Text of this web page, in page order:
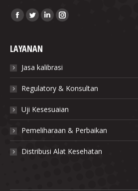
Find us on:
Facebook
TwitterLinkedinInstagram
LAYANAN
Jasa kalibrasi
Regulatory & Konsultan
Uji Kesesuaian
Pemeliharaan & Perbaikan
Distribusi Alat Kesehatan